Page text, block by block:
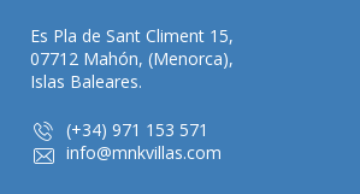
Es Pla de Sant Climent 15,
07712 Mahón, (Menorca),
Islas Baleares.
(+34) 971 153 571
info@mnkvillas.com